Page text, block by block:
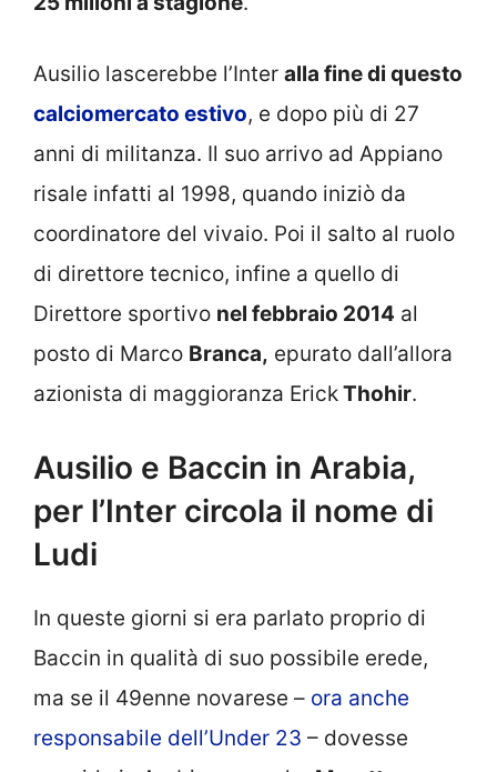
Ausilio lascerebbe l’Inter alla fine di questo
calciomercato estivo, e dopo più di 27
anni di militanza. Il suo arrivo ad Appiano
risale infatti al 1998, quando iniziò da
coordinatore del vivaio. Poi il salto al ruolo
di direttore tecnico, infine a quello di
Direttore sportivo nel febbraio 2014 al
posto di Marco Branca, epurato dall’allora
azionista di maggioranza ErickThohir.
Ausilio e Baccin in Arabia,
per l’Inter circola il nome di
Ludi
In queste giorni si era parlato proprio di
Baccin in qualità di suo possibile erede,
ma se il 49enne novarese – ora anche
responsabile dell’Under 23 – dovesse